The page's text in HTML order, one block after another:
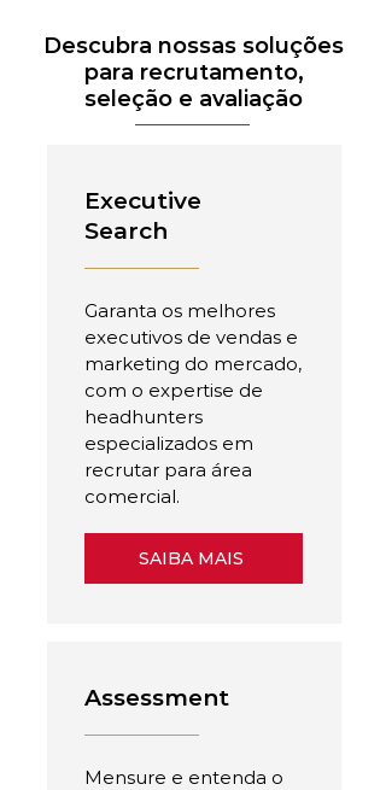
Descubra nossas soluções
para recrutamento,
seleção e avaliação
Executive
Search
Garanta os melhores
executivos de vendas e
marketing do mercado,
com o expertise de
headhunters
especializados em
recrutar para área
comercial.
SAIBA MAIS
Assessment
Mensure e entenda o